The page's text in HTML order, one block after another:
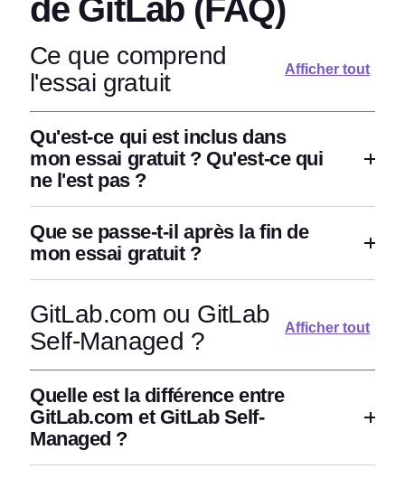
de GitLab (FAQ)
Ce que comprend
l'essai gratuit
Afficher tout
Qu'est-ce qui est inclus dans
mon essai gratuit ? Qu'est-ce qui
ne l'est pas ?
Que se passe-t-il après la fin de
mon essai gratuit ?
GitLab.com ou GitLab
Self-Managed ?
Afficher tout
Quelle est la différence entre
GitLab.com et GitLab Self-
Managed ?